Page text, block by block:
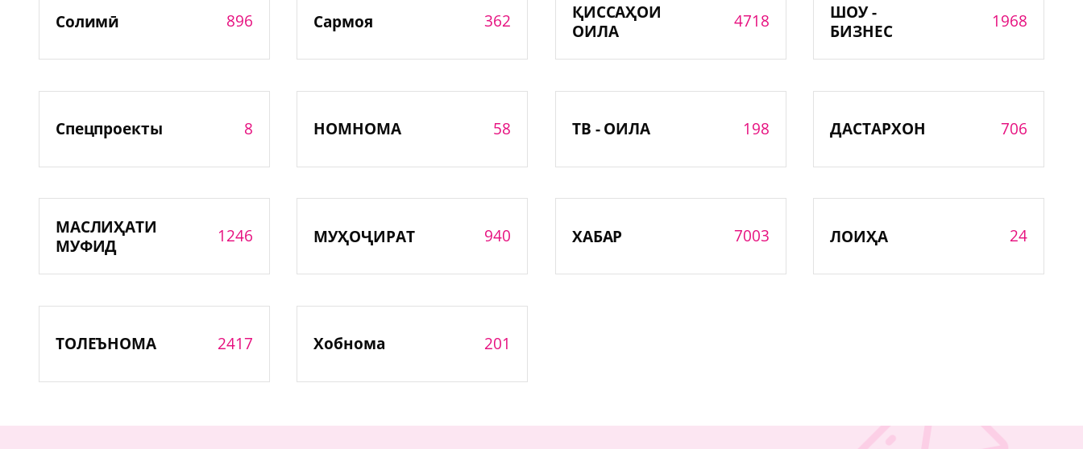
Солимӣ 896 Сармоя 362
ҚИССАҲОИ
ОИЛА
4718
ШОУ -
БИЗНЕС
1968
Спецпроекты 8 НОМНОМА 58 ТВ - ОИЛА 198 ДАСТАРХОН 706
МАСЛИҲАТИ
МУФИД
1246 МУҲОҶИРАТ 940 ХАБАР 7003 ЛОИҲА 24
ТОЛЕЪНОМА 2417 Хобнома 201